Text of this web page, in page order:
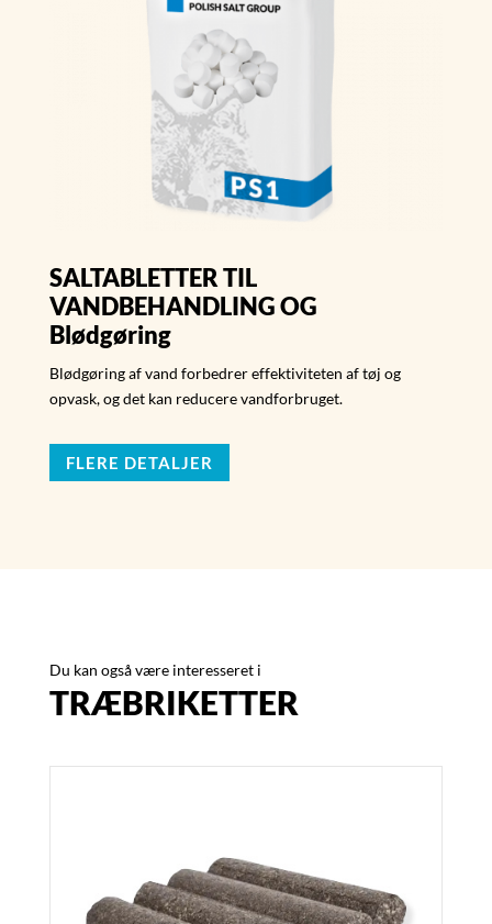
SALTABLETTER TIL
VANDBEHANDLING OG
Blødgøring
Blødgøring af vand forbedrer effektiviteten af ​​tøj og
opvask, og det kan reducere vandforbruget.
FLERE DETALJER
Du kan også være interesseret i
TRÆBRIKETTER